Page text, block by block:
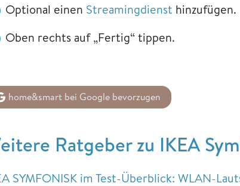
Optional einen Streamingdienst hinzufügen.
Oben rechts auf „Fertig“ tippen.
home&smart bei Google bevorzugen
Ratgeber zu IKEA
SYMFONISK im Test-Überblick: WLAN-